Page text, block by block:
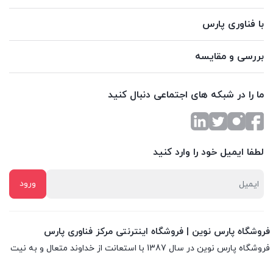
با فناوری پارس
بررسی و مقایسه
ما را در شبکه های اجتماعی دنبال کنید
لطفا ایمیل خود را وارد کنید
فروشگاه پارس نوین | فروشگاه اینترنتی مرکز فناوری پارس
فروشگاه پارس نوین در سال 1387 با استعانت از خداوند متعال و به نیت